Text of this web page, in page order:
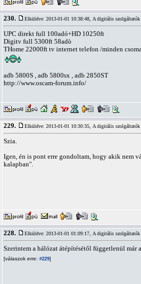
230. Elküldve: 2013-01-01 10:38:48, A digitális szolgáltatók
UPC direkt full 100adó+HD 10250ft
Digitv full 5300ft 58adò
THome 22000ft tv internet telefon /minden
adb 5800S , adb 5800sx , adb 2850ST
http://www.oscam-forum.info/
229. Elküldve: 2013-01-01 10:30:35, A digitális szolgáltatók
Szia.
Igen, én is pont erre gondoltam, hogy akik nem
kalapban".
228. Elküldve: 2013-01-01 01:09:17, A digitális szolgáltatók
Szerintem a hálózat átépítésétől függetlenül már
[válaszok erre: #229]